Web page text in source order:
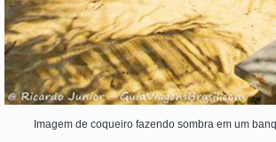
Imagem de coqueiro fazendo sombra em um